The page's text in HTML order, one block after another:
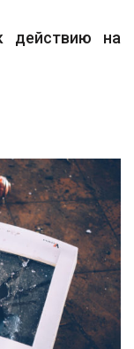
действию на